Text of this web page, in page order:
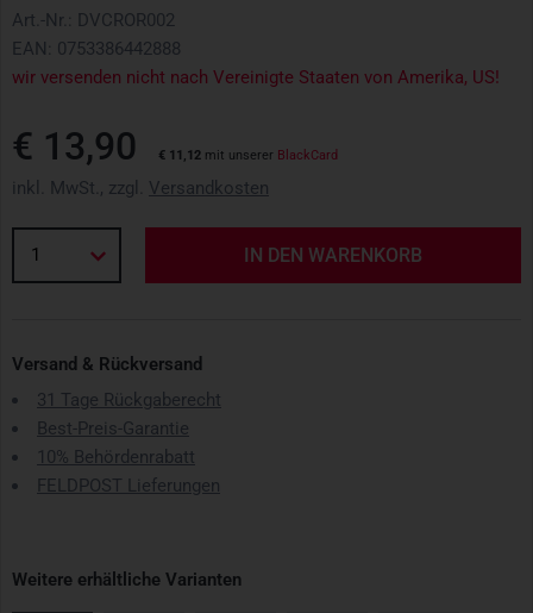
Art.-Nr.: DVCROR002
EAN: 0753386442888
wir versenden nicht nach Vereinigte Staaten von Amerika, US!
€ 13,90 € 11,12 mit unserer BlackCard
inkl. MwSt., zzgl. Versandkosten
1 IN DEN WARENKORB
Versand & Rückversand
31 Tage Rückgaberecht
Best-Preis-Garantie
10% Behördenrabatt
FELDPOST Lieferungen
Weitere erhältliche Varianten